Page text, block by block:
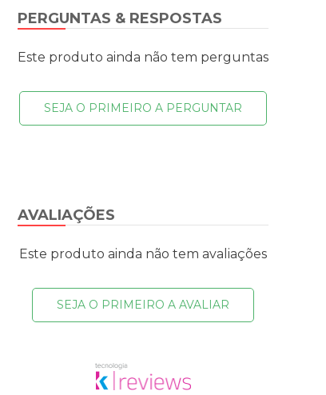
AVALIAÇÕES
Este produto ainda não tem avaliações
SEJA O PRIMEIRO A AVALIAR
PERGUNTAS & RESPOSTAS
Este produto ainda não tem perguntas
SEJA O PRIMEIRO A PERGUNTAR